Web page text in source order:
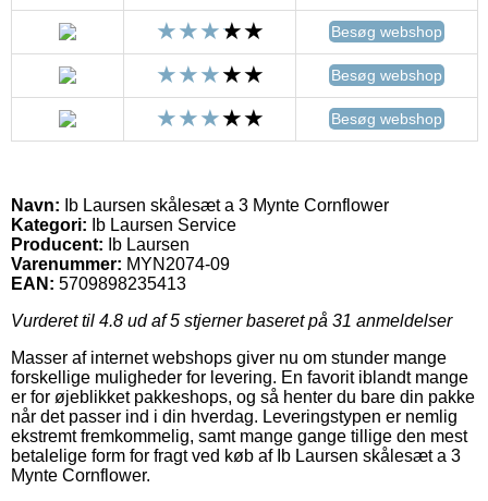
Besøg webshop
Besøg webshop
Besøg webshop
Navn: Ib Laursen skålesæt a 3 Mynte Cornflower
Kategori: Ib Laursen Service
Producent:
Ib Laursen
Varenummer: MYN2074-09
EAN: 5709898235413
Vurderet til 4.8 ud af 5 stjerner baseret på 31 anmeldelser
Masser af internet webshops giver nu om stunder mange
forskellige muligheder for levering. En favorit iblandt mange
er for øjeblikket pakkeshops, og så henter du bare din pakke
når det passer ind i din hverdag. Leveringstypen er nemlig
ekstremt fremkommelig, samt mange gange tillige den mest
betalelige form for fragt ved køb af Ib Laursen skålesæt a 3
Mynte Cornflower.